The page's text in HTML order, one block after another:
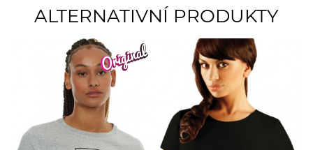
ALTERNATIVNÍ PRODUKTY